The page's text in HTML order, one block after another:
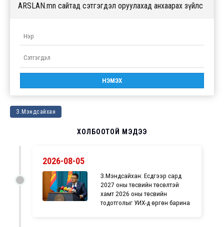
ARSLAN.mn сайтад сэтгэгдэл оруулахад анхаарах зүйлс
З.Мэндсайхан
ХОЛБООТОЙ МЭДЭЭ
2026-08-05
З.Мэндсайхан: Есдүгээр сард
2027 оны төсвийн төсөлтэй
хамт 2026 оны төсвийн
тодотголыг УИХ-д өргөн барина